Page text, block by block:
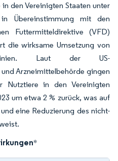
den Vereinigten Staaten unter
Übereinstimmung mit den
Futtermitteldirektive (VFD)
die wirksame Umsetzung von
Laut der US-
Arzneimittelbehörde gingen
Nutztiere in den Vereinigten
um etwa 2 % zurück, was auf
eine Reduzierung des nicht-
*